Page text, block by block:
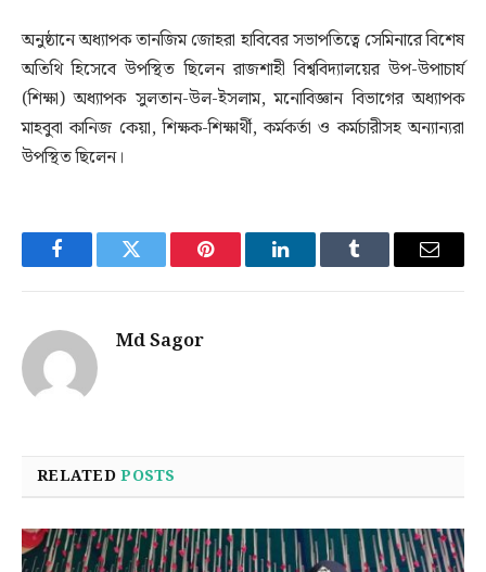
অনুষ্ঠানে অধ্যাপক তানজিম জোহরা হাবিবের সভাপতিত্বে সেমিনারে বিশেষ
অতিথি হিসেবে উপস্থিত ছিলেন রাজশাহী বিশ্ববিদ্যালয়ের উপ-উপাচার্য
(শিক্ষা) অধ্যাপক সুলতান-উল-ইসলাম, মনোবিজ্ঞান বিভাগের অধ্যাপক
মাহবুবা কানিজ কেয়া, শিক্ষক-শিক্ষার্থী, কর্মকর্তা ও কর্মচারীসহ অন্যান্যরা
উপস্থিত ছিলেন।
FacebookTwitter Pinterest LinkedInTumblr Email
Md Sagor
RELATEDPOSTS